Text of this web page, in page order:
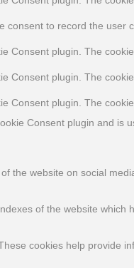
consent to record the user
Consent plugin. The
Consent plugin. The
Consent plugin. The
Consent plugin and is
the website on social
of the website which
cookies help provide